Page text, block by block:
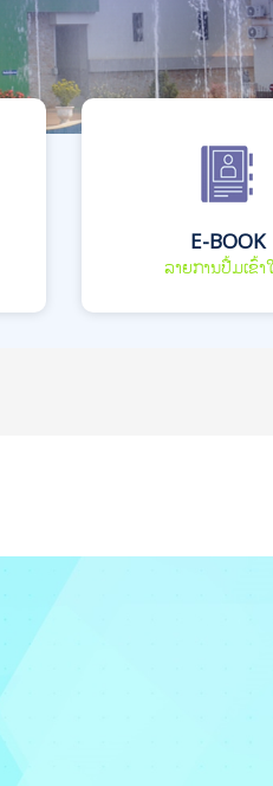
E-BOOK
ລາຍການປື້ມເຂົ້